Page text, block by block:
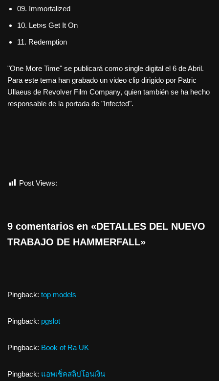
09. Immortalized
10. Let»s Get It On
11. Redemption
"One More Time" se publicará como single digital el 6 de Abril.
Para este tema han grabado un video clip dirigido por Patric
Ullaeus de Revolver Film Company, quien también se ha hecho
responsable de la portada de "Infected".
Post Views:
9 comentarios en «DETALLES DEL NUEVO
TRABAJO DE HAMMERFALL»
Pingback: top models
Pingback: pgslot
Pingback: Book of Ra UK
Pingback: แอพเช็คสลิปโอนเงิน